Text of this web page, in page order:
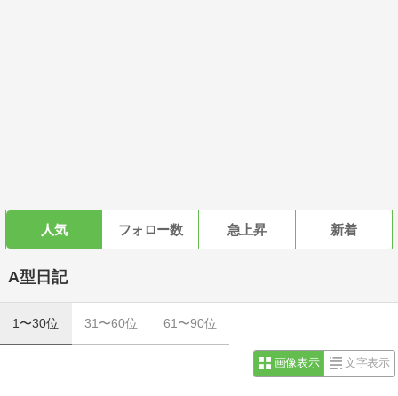
人気 フォロー数 急上昇 新着
A型日記
1〜30位 31〜60位 61〜90位
画像表示 文字表示